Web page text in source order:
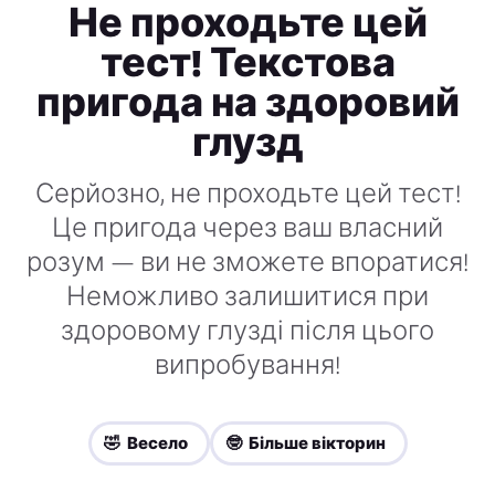
Не проходьте цей
тест! Текстова
пригода на здоровий
глузд
Серйозно, не проходьте цей тест!
Це пригода через ваш власний
розум — ви не зможете впоратися!
Неможливо залишитися при
здоровому глузді після цього
випробування!
🤣 Весело 🤓 Більше вікторин